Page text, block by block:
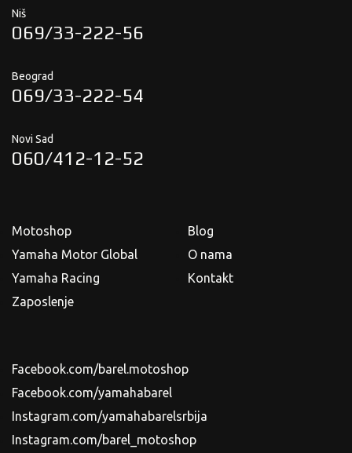
Niš
069/33-222-56
Beograd
069/33-222-54
Novi Sad
060/412-12-52
Motoshop
Yamaha Motor Global
Yamaha Racing
Zaposlenje
Blog
O nama
Kontakt
Facebook.com/barel.motoshop
Facebook.com/yamahabarel
Instagram.com/yamahabarelsrbija
Instagram.com/barel_motoshop